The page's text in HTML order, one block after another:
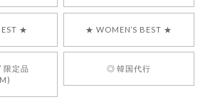
いただけたようで、大変嬉しく思いま
だきありがとうございます。安心して
ただけたとのこと、何より嬉しいで
らも迅速かつ丁寧な対応を心がけ、安
用いただけるショップを目指してまい
た気になる商品がございましたら、ぜ
★ ★ WOMEN’S BEST ★
限定品
◎ 韓国代行